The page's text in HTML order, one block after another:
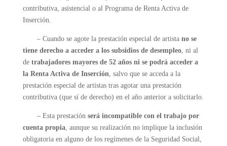
contributiva, asistencial o al Programa de Renta Activa de
Inserción.
– Cuando se agote la prestación especial de artista no se
tiene derecho a acceder a los subsidios de desempleo, ni al
de trabajadores mayores de 52 años ni se podrá acceder a
la Renta Activa de Inserción , salvo que se acceda a la
prestación especial de artistas tras agotar una prestación
contributiva (que sí de derecho) en el año anterior a solicitarlo.
– Esta prestación será incompatible con el trabajo por
cuenta propia , aunque su realización no implique la inclusión
obligatoria en alguno de los regímenes de la Seguridad Social,